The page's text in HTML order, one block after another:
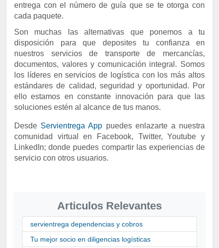
entrega con el número de guía que se te otorga con
cada paquete.
Son muchas las alternativas que ponemos a tu
disposición para que deposites tu confianza en
nuestros servicios de transporte de mercancías,
documentos, valores y comunicación integral. Somos
los líderes en servicios de logística con los más altos
estándares de calidad, seguridad y oportunidad. Por
ello estamos en constante innovación para que las
soluciones estén al alcance de tus manos.
Desde Servientrega App puedes enlazarte a nuestra
comunidad virtual en Facebook, Twitter, Youtube y
LinkedIn; donde puedes compartir las experiencias de
servicio con otros usuarios.
Articulos Relevantes
servientrega dependencias y cobros
Tu mejor socio en diligencias logísticas